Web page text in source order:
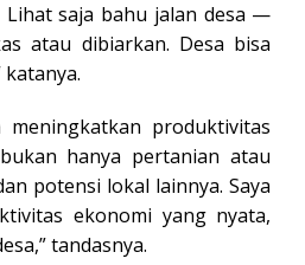
Lihat saja bahu jalan desa —
atau dibiarkan. Desa bisa
produktivitas
hanya pertanian atau
potensi lokal lainnya. Saya
ekonomi yang nyata,
tandasnya.